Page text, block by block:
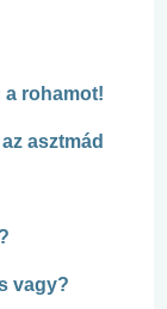
a rohamot!
asztmád
vagy?